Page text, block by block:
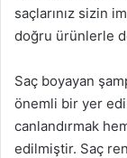
saçlarınız sizin
doğru ürünlerle
Saç boyayan
önemli bir yer
canlandırmak
edilmiştir. Saç